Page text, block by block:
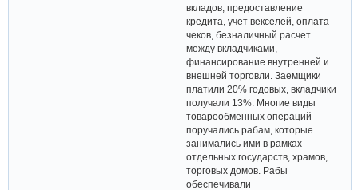
вкладов, предоставление
кредита, учет векселей, оплата
чеков, безналичный расчет
между вкладчиками,
финансирование внутренней и
внешней торговли. Заемщики
платили 20% годовых, вкладчики
получали 13%. Многие виды
товарообменных операций
поручались рабам, которые
занимались ими в рамках
отдельных государств, храмов,
торговых домов. Рабы
обеспечивали